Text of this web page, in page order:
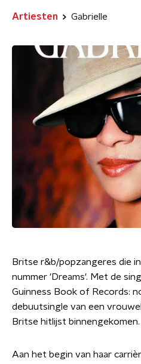
Artiesten Gabrielle
Britse r&b/popzangeres die
nummer 'Dreams'. Met de
Guinness Book of Records:
debuutsingle van een
Britse hitlijst binnengekomen.
Aan het begin van haar